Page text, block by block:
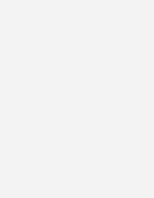
zur Digi­ta­li­sie­